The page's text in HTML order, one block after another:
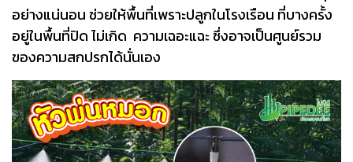
อย่างแน่นอน ช่วยให้พื้นที่เพราะปลูกในโรงเรือน ที่บางครั้ง
อยู่ในพื้นที่ปิด ไม่เกิด ความเฉอะแฉะ ซึ่งอาจเป็นศูนย์รวม
ของความสกปรกได้นั่นเอง